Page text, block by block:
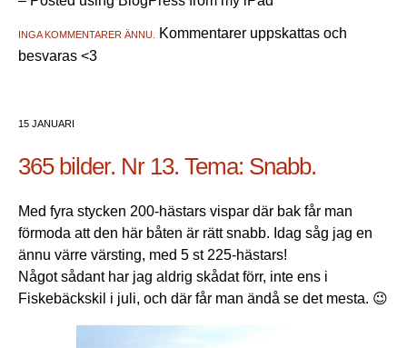
INGA KOMMENTARER ÄNNU.
Kommentarer uppskattas och
besvaras <3
15 JANUARI
365 bilder. Nr 13. Tema: Snabb.
Med fyra stycken 200-hästars vispar där bak får man
förmoda att den här båten är rätt snabb. Idag såg jag en
ännu värre värsting, med 5 st 225-hästars!
Något sådant har jag aldrig skådat förr, inte ens i
Fiskebäckskil i juli, och där får man ändå se det mesta. 😉